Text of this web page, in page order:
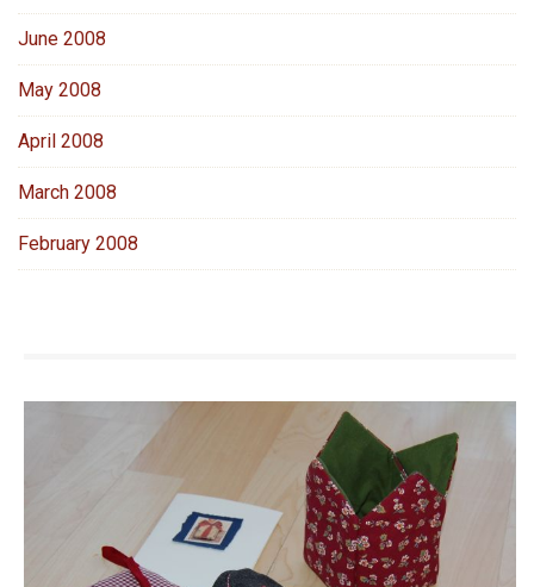
June 2008
May 2008
April 2008
March 2008
February 2008